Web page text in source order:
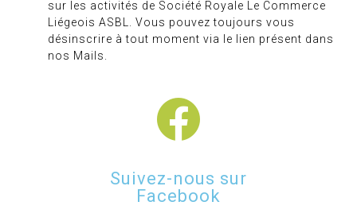
sur les activités de Société Royale Le Commerce
Liégeois ASBL. Vous pouvez toujours vous
désinscrire à tout moment via le lien présent dans
nos Mails.
Suivez-nous sur
Facebook